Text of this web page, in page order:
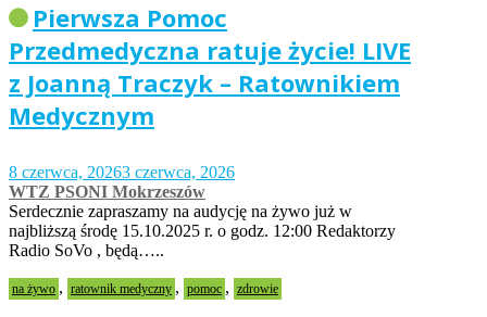
Pierwsza Pomoc
Przedmedyczna ratuje życie! LIVE
z Joanną Traczyk – Ratownikiem
Medycznym
8 czerwca, 20263 czerwca, 2026
WTZ PSONI Mokrzeszów
Serdecznie zapraszamy na audycję na żywo już w
najbliższą środę 15.10.2025 r. o godz. 12:00 Redaktorzy
Radio SoVo , będą…..
na żywo , ratownik medyczny , pomoc , zdrowie